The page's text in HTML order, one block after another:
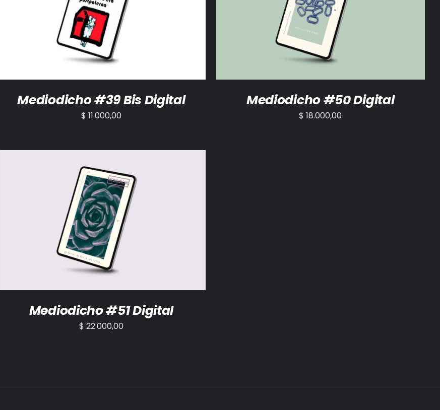
AÑADIR AL CARRITO /
Mediodicho #39 Bis Digital
$ 11.000,00
AÑADIR AL CARRITO /
Mediodicho #50 Digital
$ 18.000,00
AÑADIR AL CARRITO /
Mediodicho #51 Digital
$ 22.000,00